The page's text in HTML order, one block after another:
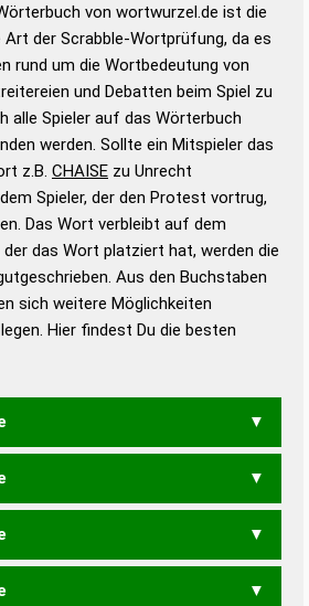
Hilfe eines semantischen
gute Anhaltspunkte zu
und Wortform, um die
für das Scrabble-Spiel zu
Turnier Scrabble-
Duden – Standardwerk in 12 Bänden
Duden – Richtiges und gutes
Deutsch
Duden – Die deutsche Grammatik
Duden – Deutsches
von wortwurzel.de ist die
der Scrabble-Wortprüfung, da es
rund um die Wortbedeutung von
und Debatten beim Spiel zu
alle Spieler auf das Wörterbuch
werden. Sollte ein Mitspieler das
z.B. CHAISE zu Unrecht
Spieler, der den Protest vortrug,
Das Wort verbleibt auf dem
der das Wort platziert hat, werden die
Aus den Buchstaben
sich weitere Möglichkeiten
Hier findest Du die besten
CHIS